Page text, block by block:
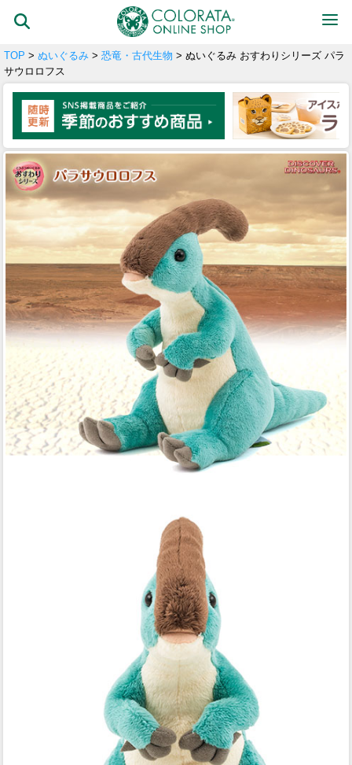
TOP > ぬいぐるみ > 恐竜・古代生物 > ぬいぐるみ おすわりシリーズ パラ
サウロロフス